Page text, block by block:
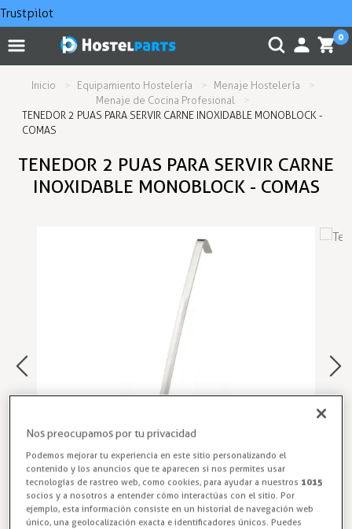
Trustpilot
0
Inicio Equipamiento Hostelería
Menaje Hostelería
Menaje de Cocina Profesional
TENEDOR 2 PUAS PARA SERVIR CARNE INOXIDABLE MONOBLOCK -
COMAS
TENEDOR 2 PUAS PARA SERVIR CARNE
INOXIDABLE MONOBLOCK - COMAS
Nos preocupamos por tu privacidad
Podemos mejorar tu experiencia en este sitio personalizando el
contenido y los anuncios que te aparecen si nos permites usar
tecnologías de rastreo web, como cookies, para ayudar a nuestros 1015
socios y a nosotros a entender cómo interactúas con el sitio. Por
ejemplo, esta información consiste en un historial de navegación web
único, una geolocalización exacta e identificadores únicos. Puedes